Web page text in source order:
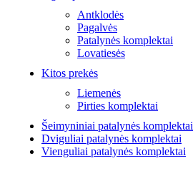
Antklodės
Pagalvės
Patalynės komplektai
Lovatiesės
Kitos prekės
Liemenės
Pirties komplektai
Šeimyniniai patalynės komplektai
Dviguliai patalynės komplektai
Vienguliai patalynės komplektai